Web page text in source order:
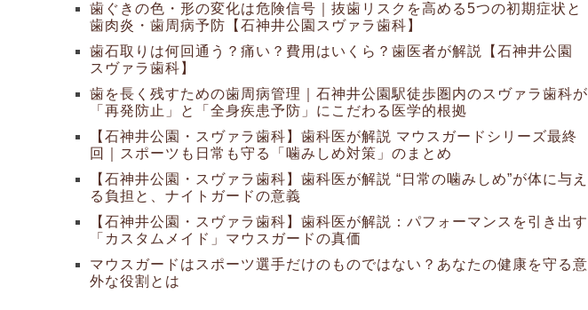
歯ぐきの色・形の変化は危険信号｜抜歯リスクを高める5つの初期症状と
歯肉炎・歯周病予防【石神井公園スヴァラ歯科】
歯石取りは何回通う？痛い？費用はいくら？歯医者が解説【石神井公園
スヴァラ歯科】
歯を長く残すための歯周病管理｜石神井公園駅徒歩圏内のスヴァラ歯科が
「再発防止」と「全身疾患予防」にこだわる医学的根拠
【石神井公園・スヴァラ歯科】歯科医が解説 マウスガードシリーズ最終
回｜スポーツも日常も守る「噛みしめ対策」のまとめ
【石神井公園・スヴァラ歯科】歯科医が解説 “日常の噛みしめ”が体に与え
る負担と、ナイトガードの意義
【石神井公園・スヴァラ歯科】歯科医が解説：パフォーマンスを引き出す
「カスタムメイド」マウスガードの真価
マウスガードはスポーツ選手だけのものではない？あなたの健康を守る意
外な役割とは